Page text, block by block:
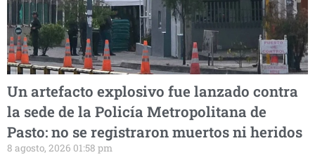
Un artefacto explosivo fue lanzado contra
la sede de la Policía Metropolitana de
Pasto: no se registraron muertos ni heridos
8 agosto, 2026 01:58 pm